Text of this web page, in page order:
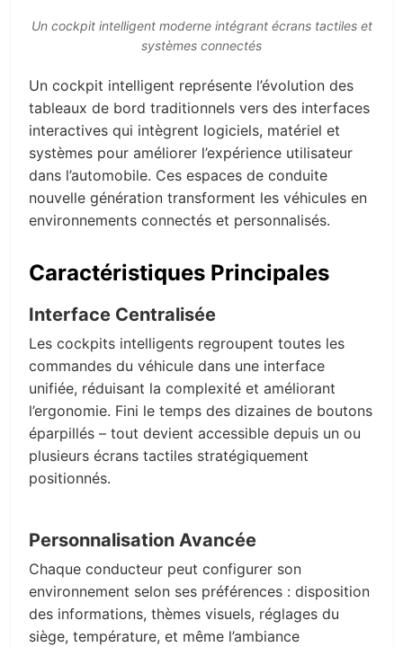
Un cockpit intelligent moderne intégrant écrans tactiles et
systèmes connectés
Un cockpit intelligent représente l’évolution des
tableaux de bord traditionnels vers des interfaces
interactives qui intègrent logiciels, matériel et
systèmes pour améliorer l’expérience utilisateur
dans l’automobile. Ces espaces de conduite
nouvelle génération transforment les véhicules en
environnements connectés et personnalisés.
Caractéristiques Principales
Interface Centralisée
Les cockpits intelligents regroupent toutes les
commandes du véhicule dans une interface
unifiée, réduisant la complexité et améliorant
l’ergonomie. Fini le temps des dizaines de boutons
éparpillés – tout devient accessible depuis un ou
plusieurs écrans tactiles stratégiquement
positionnés.
Personnalisation Avancée
Chaque conducteur peut configurer son
environnement selon ses préférences : disposition
des informations, thèmes visuels, réglages du
siège, température, et même l’ambiance